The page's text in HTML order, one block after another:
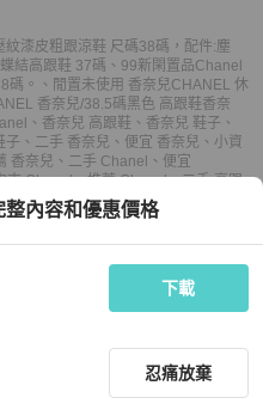
漆皮粗跟涼鞋 尺碼38碼，配件:塵
結高跟鞋 37碼 、 99新閑置品Chanel
碼。
、 閒置未使用 香奈兒CHANEL 休
香奈兒/38.5碼黑色 高跟鞋香奈
、 香奈兒 高跟鞋 、 香奈兒 鞋子 、
子 、 二手 香奈兒 、 便宜 香奈兒 、 小資
香奈兒 、 二手 Chanel 、 便宜
古 Chanel、推薦 Chanel、二手 高跟
鞋 、 中古 高跟鞋、推薦 高跟鞋
中古 鞋子、推薦 鞋子
內容和優惠價格
下載
忍痛放棄